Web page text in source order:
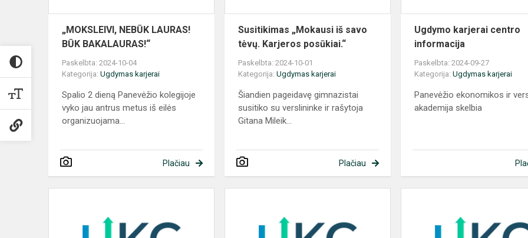
„MOKSLEIVI, NEBŪK LAURAS!
BŪK BAKALAURAS!“
Paskelbta: 2024-10-04
Kategorija: Ugdymas karjerai
Spalio 2 dieną Panevėžio kolegijoje
vyko jau antrus metus iš eilės
organizuojama...
Plačiau
Susitikimas „Mokausi iš savo
tėvų. Karjeros posūkiai.“
Paskelbta: 2024-10-01
Kategorija:Ugdymas karjerai
Šiandien pageidavę gimnazistai
susitiko su verslininke ir rašytoja
Gitana Mileik...
Plačiau
Ugdymo karjerai centro
informacija
Paskelbta: 2024-09-27
Kategorija:Ugdymas karjerai
Panevėžio ekonomikos ir
akademija skelbia